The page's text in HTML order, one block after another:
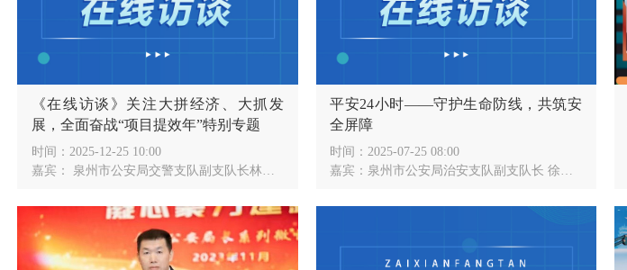
《在线访谈》关注大拼经济、大抓发
展，全面奋战“项目提效年”特别专题
时间： 2025-12-25 10:00
嘉宾：
泉州市公安局交警支队副支队长林锦文
平安24小时——守护生命防线，共筑安
全屏障
时间：2025-07-25 08:00
嘉宾： 泉州市公安局治安支队副支队长 徐作政